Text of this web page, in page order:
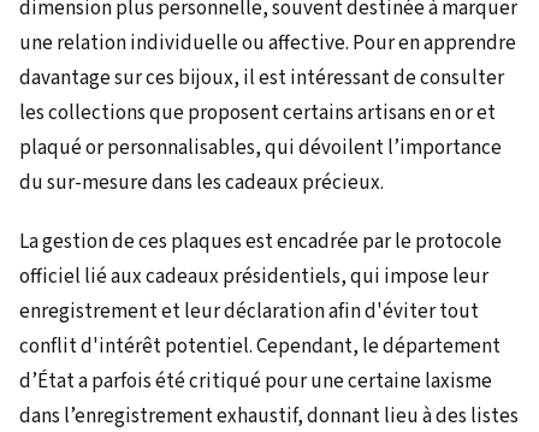
dimension plus personnelle, souvent destinée à marquer
une relation individuelle ou affective. Pour en apprendre
davantage sur ces bijoux, il est intéressant de consulter
les collections que proposent certains artisans en or et
plaqué or personnalisables, qui dévoilent l’importance
du sur-mesure dans les cadeaux précieux.
La gestion de ces plaques est encadrée par le protocole
officiel lié aux cadeaux présidentiels, qui impose leur
enregistrement et leur déclaration afin d'éviter tout
conflit d'intérêt potentiel. Cependant, le département
d’État a parfois été critiqué pour une certaine laxisme
dans l’enregistrement exhaustif, donnant lieu à des listes